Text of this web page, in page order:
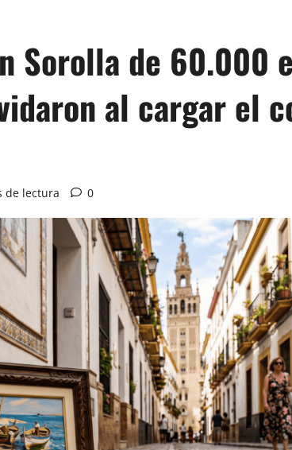
Sorolla de 60.000
al cargar el
de lectura 0